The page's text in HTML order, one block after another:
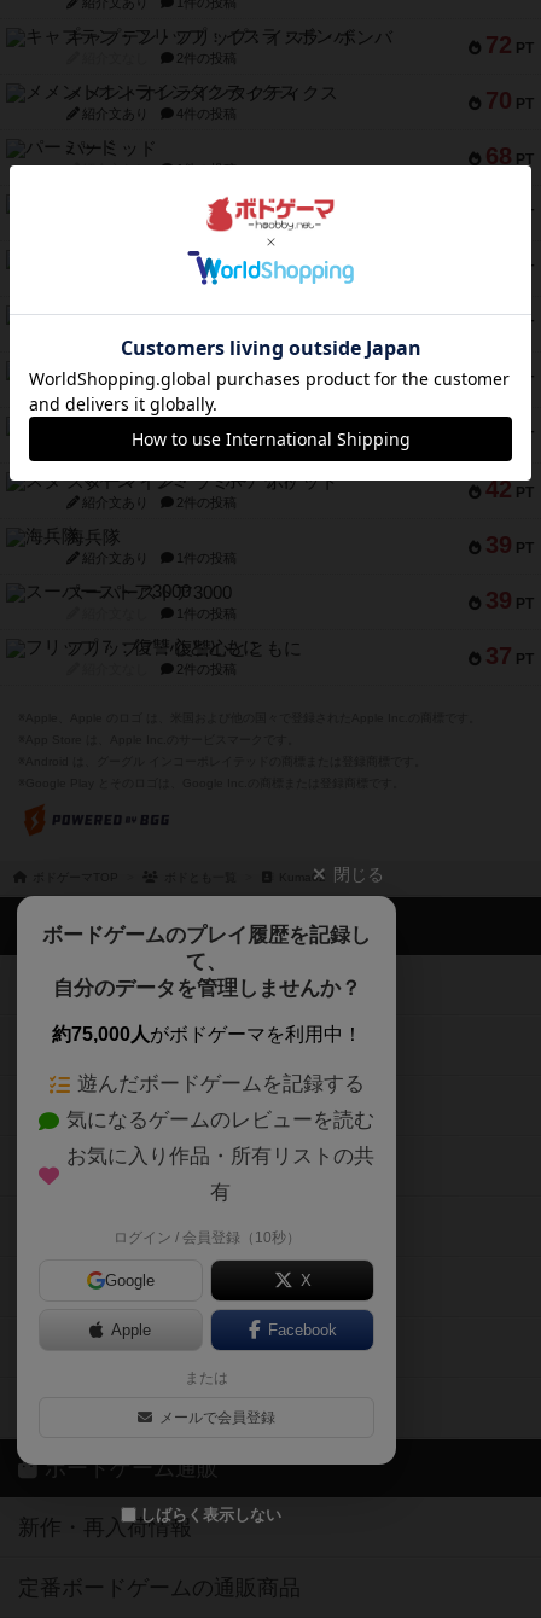
72 PT
キャプテン・フリップ：イスラ・ボンバ
2件の投稿
70 PT
メメントオンラインタクティクス
紹介文あり 4件の投稿
68 PT
パーミッド
紹介文なし 1件の投稿
PT
1件の投稿
PT
セミファイナル ～お前はまだ生きている～
1件の投稿
52 PT
ふたつの街の物語
50 PT
クランク! ：冒険者たち（拡張）
紹介文あり 4件の投稿
PT
紹介文なし 1件の投稿
42 PT
スターマイン・ラミー ポケット
紹介文あり 2件の投稿
39 PT
海兵隊
紹介文あり 1件の投稿
39 PT
スーパーストア3000
1件の投稿
37 PT
フリップ７：復讐心とともに
2件の投稿
Kuma02 閉じる
ボードゲームのプレイ履歴を記録し
て、
自分のデータを管理しませんか？
約75,000人がボドゲーマを利用中！
遊んだボードゲームを記録する
気になるゲームのレビューを読む
お気に入り作品・所有リストの共
有
ログイン / 会員登録（10秒）
Google X
Apple Facebook
または
メールで会員登録
しばらく表示しない
ボドゲーマTOP
ボードゲームを検索する
ボードゲームの新着レビュー
ボードゲーム会情報
メカニクス特集
掲示板・トピックス
ボドとも・会員一覧
ボードゲーム業界コラム
ボドゲーマご利用案内
ボードゲーム通販
新作・再入荷情報
定番ボードゲームの通販商品